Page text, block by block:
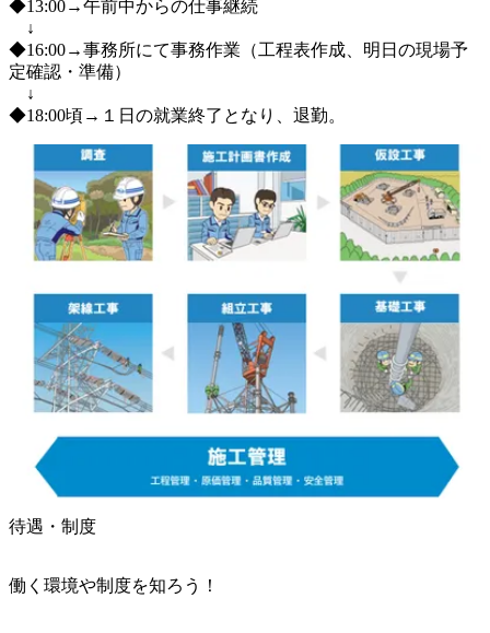
◆13:00→午前中からの仕事継続
↓
◆16:00→事務所にて事務作業（工程表作成、明日の現場予
定確認・準備）
↓
待遇・制度
働く環境や制度を知ろう！